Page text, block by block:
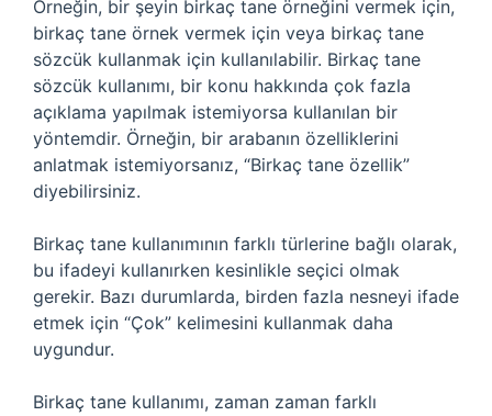
Örneğin, bir şeyin birkaç tane örneğini vermek için,
birkaç tane örnek vermek için veya birkaç tane
sözcük kullanmak için kullanılabilir. Birkaç tane
sözcük kullanımı, bir konu hakkında çok fazla
açıklama yapılmak istemiyorsa kullanılan bir
yöntemdir. Örneğin, bir arabanın özelliklerini
anlatmak istemiyorsanız, “Birkaç tane özellik”
diyebilirsiniz.
Birkaç tane kullanımının farklı türlerine bağlı olarak,
bu ifadeyi kullanırken kesinlikle seçici olmak
gerekir. Bazı durumlarda, birden fazla nesneyi ifade
etmek için “Çok” kelimesini kullanmak daha
uygundur.
Birkaç tane kullanımı, zaman zaman farklı